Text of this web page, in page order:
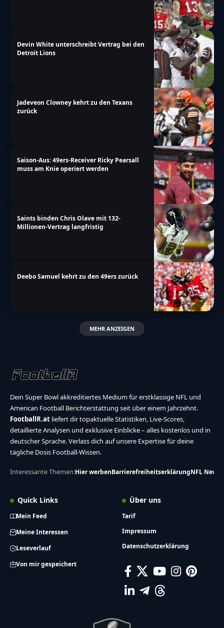
Devin White unterschreibt Vertrag bei den
Detroit Lions
Jadeveon Clowney kehrt zu den Texans
zurück
Saison-Aus: 49ers-Receiver Ricky Pearsall
muss am Knie operiert werden
Saints binden Chris Olave mit 132-
Millionen-Vertrag langfristig
Deebo Samuel kehrt zu den 49ers zurück
MEHR ANZEIGEN
Dein Super Bowl akkreditiertes Medium für erstklassige NFL und
American Football Berichterstattung seit über einem Jahrzehnt.
FootballR.at liefert dir topaktuelle Statistiken, Live-Scores,
detaillierte Analysen und exklusive Einblicke – alles kostenlos und in
deutscher Sprache. Verlass dich auf unsere Expertise für deine
tägliche Dosis Football-Wissen.
Interessante Themen:Hier werbenBarrierefreiheitserklärungNFL News
Quick Links
Mein Feed
Meine Interessen
Leseverlauf
Von mir gespeichert
Über uns
Tarif
Impressum
Datenschutzerklärung